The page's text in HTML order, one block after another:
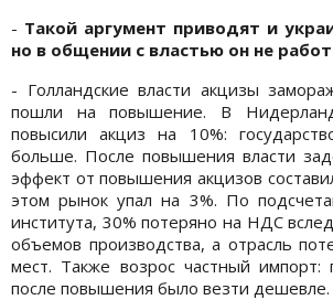
- Такой аргумент приводят и
но в общении с властью он не
- Голландские власти акцизы
пошли на повышение. В
повысили акциз на 10%:
больше. После повышения власти
эффект от повышения акцизов
этом рынок упал на 3%. По
института, 30% потеряно на НДС
объемов производства, а отрасль
мест. Также возрос частный импорт:
после повышения было везти дешевле.